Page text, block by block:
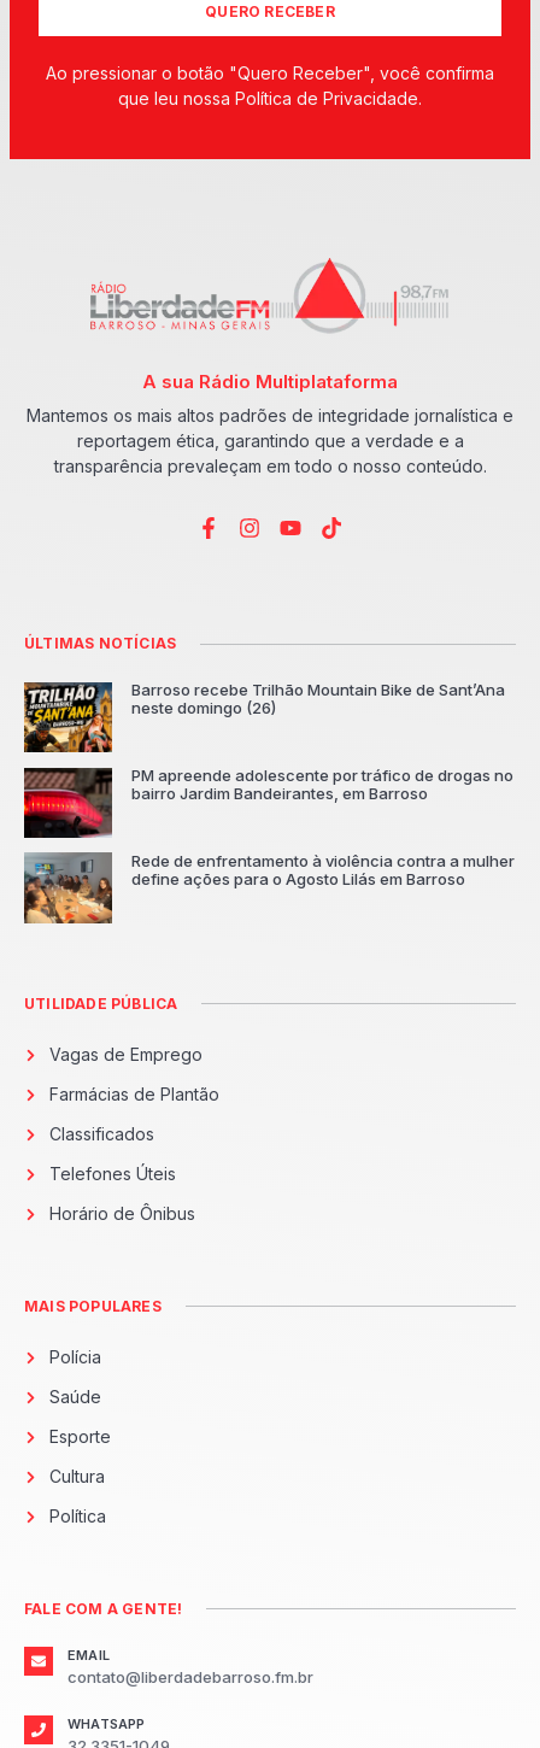
QUERO RECEBER
Ao pressionar o botão "Quero Receber", você confirma
que leu nossa Política de Privacidade.
A sua Rádio Multiplataforma
Mantemos os mais altos padrões de integridade jornalística e
reportagem ética, garantindo que a verdade e a
transparência prevaleçam em todo o nosso conteúdo.
ÚLTIMAS NOTÍCIAS
Barroso recebe Trilhão Mountain Bike de Sant’Ana
neste domingo (26)
PM apreende adolescente por tráfico de drogas no
bairro Jardim Bandeirantes, em Barroso
Rede de enfrentamento à violência contra a mulher
define ações para o Agosto Lilás em Barroso
UTILIDADE PÚBLICA
Vagas de Emprego
Farmácias de Plantão
Classificados
Telefones Úteis
Horário de Ônibus
MAIS POPULARES
Polícia
Saúde
Esporte
Cultura
Política
FALE COM A GENTE!
EMAIL
contato@liberdadebarroso.fm.br
WHATSAPP